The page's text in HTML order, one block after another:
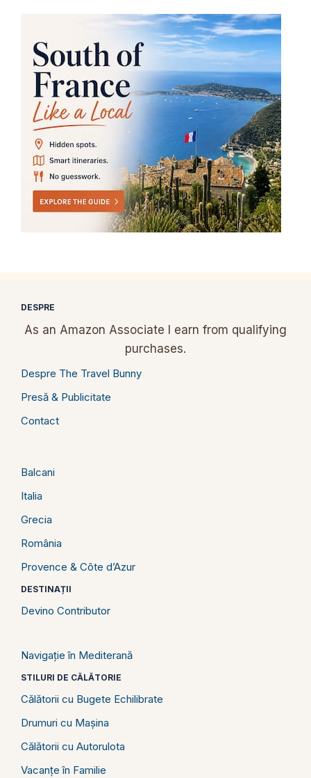
DESPRE
As an Amazon Associate I earn from qualifying
purchases.
Despre The Travel Bunny
Presă & Publicitate
Contact
Balcani
Italia
Grecia
România
Provence & Côte d’Azur
DESTINAȚII
Devino Contributor
Navigație în Mediterană
STILURI DE CĂLĂTORIE
Călătorii cu Bugete Echilibrate
Drumuri cu Mașina
Călătorii cu Autorulota
Vacanțe în Familie